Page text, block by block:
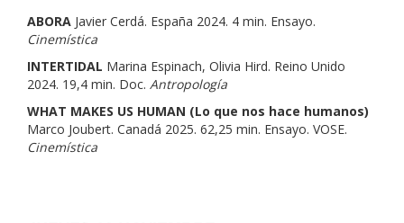
ABORA Javier Cerdá. España 2024. 4 min. Ensayo.
Cinemística
INTERTIDAL Marina Espinach, Olivia Hird. Reino Unido
2024. 19,4 min. Doc. Antropología
WHAT MAKES US HUMAN (Lo que nos hace humanos)
Marco Joubert. Canadá 2025. 62,25 min. Ensayo. VOSE.
Cinemística